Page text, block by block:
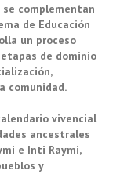
complementan
de Educación
un proceso
de dominio
comunidad.
vivencial
ancestrales
e Inti Raymi,
y